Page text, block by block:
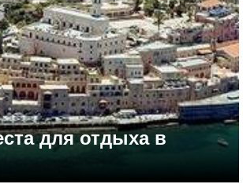
для отдыха в